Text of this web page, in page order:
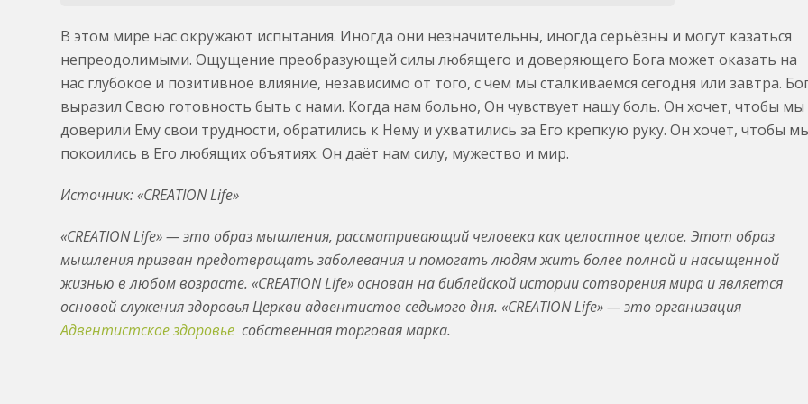
В этом мире нас окружают испытания. Иногда они незначительны, иногда серьёзны и могут казаться
непреодолимыми. Ощущение преобразующей силы любящего и доверяющего Бога может оказать на
нас глубокое и позитивное влияние, независимо от того, с чем мы сталкиваемся сегодня или завтра.
выразил Свою готовность быть с нами. Когда нам больно, Он чувствует нашу боль. Он хочет, чтобы мы
доверили Ему свои трудности, обратились к Нему и ухватились за Его крепкую руку. Он хочет, чтобы
покоились в Его любящих объятиях. Он даёт нам силу, мужество и мир.
Источник: «CREATION Life»
«CREATION Life» — это образ мышления, рассматривающий человека как целостное целое. Этот образ
мышления призван предотвращать заболевания и помогать людям жить более полной и насыщенной
жизнью в любом возрасте. «CREATION Life» основан на библейской истории сотворения мира и является
основой служения здоровья Церкви адвентистов седьмого дня. «CREATION Life» — это организация
Адвентистское здоровье собственная торговая марка.